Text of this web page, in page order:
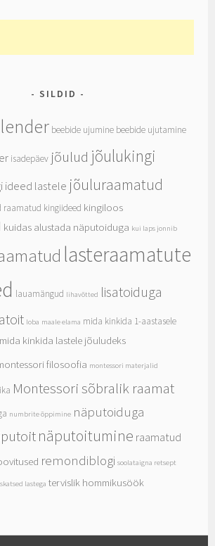
SILDID
beebide ujumine beebide ujutamine
isadepäev jõulud jõulukingi
ideed lastele jõuluraamatud
raamatud kingiideed kingiloos
kuidas alustada näputoiduga kui laps jonnib
lasteraamatute
lauamängud lihavõtted lisatoiduga
loba maale elama mida kinkida 1-aastasele
mida kinkida lastele jõuludeks
filosoofia montessori materjalid
Montessori sõbralik raamat
numbrite õppimine näputoiduga
näputoitumine raamatud
remondiblogi soolataigna retsept
lastega tervislik hommikusöök